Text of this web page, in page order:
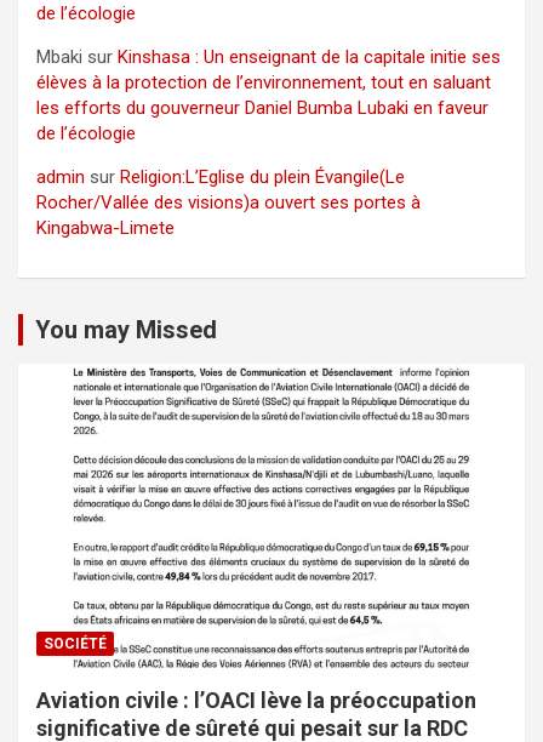
de l’écologie
Mbaki sur Kinshasa : Un enseignant de la capitale initie ses
élèves à la protection de l’environnement, tout en saluant
les efforts du gouverneur Daniel Bumba Lubaki en faveur
de l’écologie
admin sur Religion:L’Eglise du plein Évangile(Le
Rocher/Vallée des visions)a ouvert ses portes à
Kingabwa-Limete
You may Missed
SOCIÉTÉ
Aviation civile : l’OACI lève la préoccupation
significative de sûreté qui pesait sur la RDC